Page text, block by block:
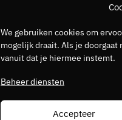
We gebruiken cookies om
mogelijk draait. Als je doorgaat
vanuit dat je hiermee instemt.
Beheer diensten
Accepteer